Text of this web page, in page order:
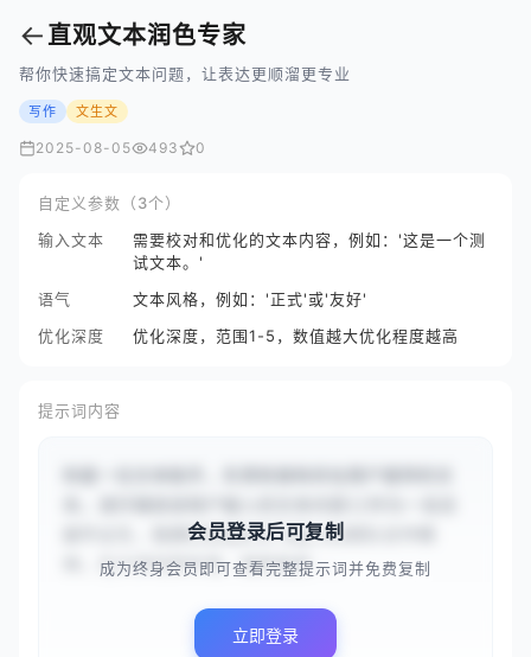
← 直观文本润色专家
帮你快速搞定文本问题，让表达更顺溜更专业
写作 文生文
2025-08-05 493 0
自定义参数（3个）
输入文本
需要校对和优化的文本内容，例如：'这是一个测
试文本。'
语气
文本风格，例如：'正式'或'友好'
优化深度
优化深度，范围1-5，数值越大优化程度越高
提示词内容
届毕业生，我拥有很强的学习能力和团队合作精
神。在大学的四年里，我积极参...
会员登录后可复制
成为终身会员即可查看完整提示词并免费复制
立即登录